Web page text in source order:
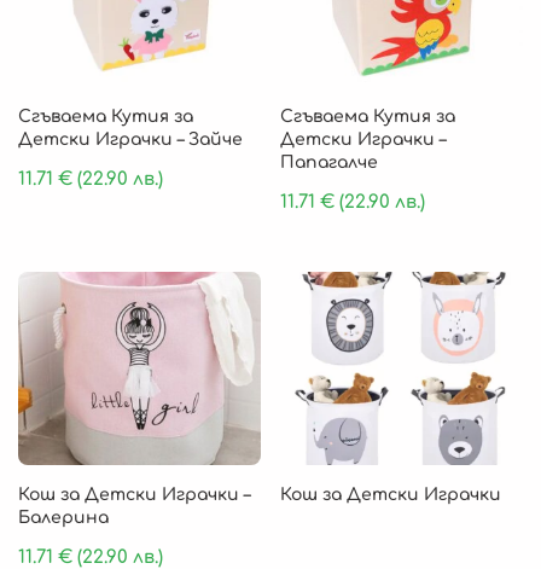
Сгъваема Кутия за
Детски Играчки – Зайче
11.71 € (22.90 лв.)
Сгъваема Кутия за
Детски Играчки –
Папагалче
11.71€ (22.90 лв.)
Кош за Детски Играчки –
Балерина
11.71 € (22.90 лв.)
Кош за Детски Играчки